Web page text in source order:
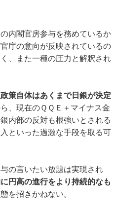
内閣官房参与を務めているか
庁の意向が反映されているの
、また一種の圧力と解釈され
政策自体はあくまで日銀が決定
、現在のＱＱＥ＋マイナス金
内部の反対も根強いとされる
といった過激な手段を取る可
の言いたい放題は実現され
円高の進行をより持続的なも
を招きかねない。